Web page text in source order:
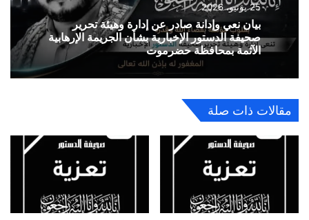
25 يونيو، 2026
بيان نعي وإدانة صادر عن إدارة وهيئة تحرير
صحيفة الدستور الإخبارية بشأن الجريمة الإرهابية
الآثمة بمحافظة حضرموت
مقالات ذات صلة